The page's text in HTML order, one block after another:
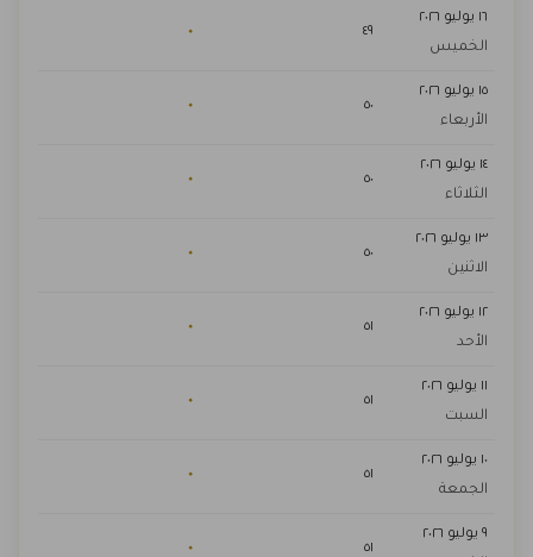
١٦ يوليو ٢٠٢٦
الخميس
٤٩ ٠
١٥ يوليو ٢٠٢٦
الأربعاء
٥٠ ٠
١٤ يوليو ٢٠٢٦
الثلاثاء
٥٠ ٠
١٣ يوليو ٢٠٢٦
الاثنين
٥٠ ٠
١٢ يوليو ٢٠٢٦
الأحد
٥١ ٠
١١ يوليو ٢٠٢٦
السبت
٥١ ٠
١٠ يوليو ٢٠٢٦
الجمعة
٥١ ٠
٩ يوليو ٢٠٢٦
٥١ ٠